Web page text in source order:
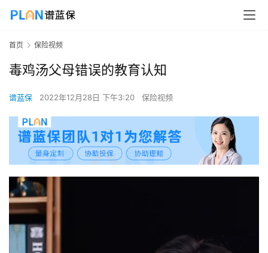
首页 保险视频
毒鸡汤父母错误的教育认知
谱蓝保 2022年12月28日 下午3:20 保险视频